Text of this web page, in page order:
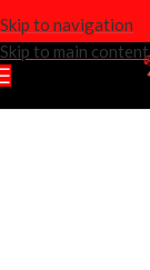
Skip to navigation
Skip to main content